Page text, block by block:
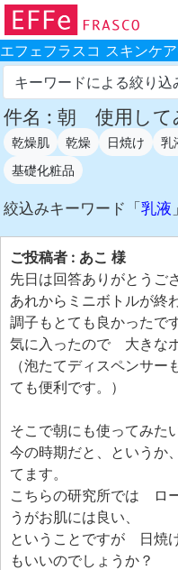
ホーム
ご注文フォーム
初回割引
製品のご案内
お買い物ガイド
スキンケアQ&Aアーカイブ
製品レビュー
スキンケア基礎講座
コスメ辞典 化粧品成分検
ご購入履歴
ご登録情報
ご紹介(アフェリエイト)
お問い合わせフォーム
エフェフラスコ スキンケ
キーワードによる絞り込
件名 : 朝 使用して
乾燥肌 乾燥 日焼け 乳
基礎化粧品
絞込みキーワード「 乳液 」
ご投稿者 : あこ 様
先日は回答ありがとうご
あれからミニボトルが
調子もとても良かったで
気に入ったので 大きな
（泡たてディスペンサ
ても便利です。）
そこで朝にも使ってみた
今の時期だと、というか
てます。
こちらの研究所では ロ
うがお肌には良い、
ということですが 日焼
もいいのでしょうか？